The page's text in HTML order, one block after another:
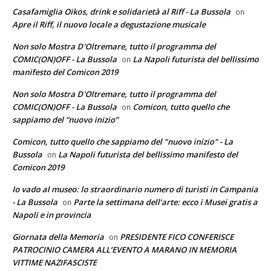
Casafamiglia Oikos, drink e solidarietà al Riff - La Bussola on
Apre il Riff, il nuovo locale a degustazione musicale
Non solo Mostra D'Oltremare, tutto il programma del
COMIC(ON)OFF - La Bussola on La Napoli futurista del bellissimo
manifesto del Comicon 2019
Non solo Mostra D'Oltremare, tutto il programma del
COMIC(ON)OFF - La Bussola on Comicon, tutto quello che
sappiamo del “nuovo inizio”
Comicon, tutto quello che sappiamo del "nuovo inizio" - La
Bussola on La Napoli futurista del bellissimo manifesto del
Comicon 2019
Io vado al museo: lo straordinario numero di turisti in Campania
- La Bussola on Parte la settimana dell’arte: ecco i Musei gratis a
Napoli e in provincia
Giornata della Memoria on PRESIDENTE FICO CONFERISCE
PATROCINIO CAMERA ALL’EVENTO A MARANO IN MEMORIA
VITTIME NAZIFASCISTE